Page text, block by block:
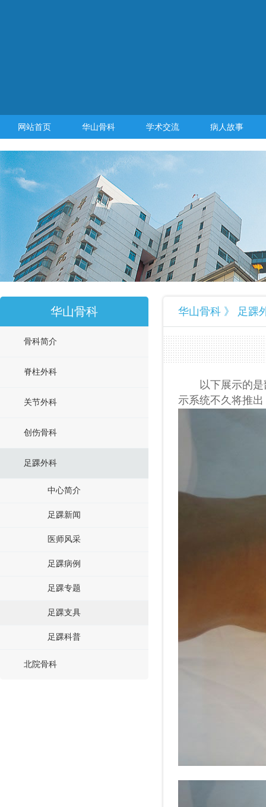
网站首页 华山骨科 学术交流 病人故事
华山骨科
骨科简介
脊柱外科
关节外科
创伤骨科
足踝外科
中心简介
足踝新闻
医师风采
足踝病例
足踝专题
足踝支具
足踝科普
北院骨科
华山骨科 》 足踝
以下展示的
示系统不久将推